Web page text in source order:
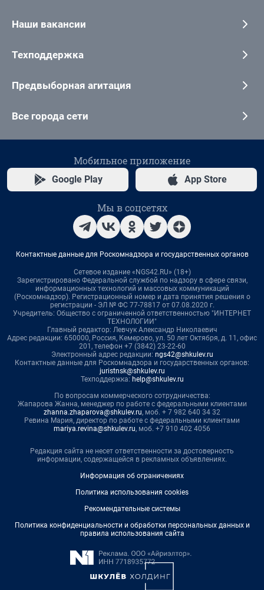
Наши вакансии
Техподдержка
Предвыборная агитация
Все города сети
Мобильное приложение
Google Play App Store
Мы в соцсетях
Контактные данные для Роскомнадзора и государственных органов
Сетевое издание «NGS42.RU» (18+)
Зарегистрировано Федеральной службой по надзору в сфере связи,
информационных технологий и массовых коммуникаций
(Роскомнадзор). Регистрационный номер и дата принятия решения о
регистрации - ЭЛ № ФС 77-78817 от 07.08.2020 г.
Учредитель: Общество с ограниченной ответственностью "ИНТЕРНЕТ
ТЕХНОЛОГИИ"
Главный редактор: Левчук Александр Николаевич
Адрес редакции: 650000, Россия, Кемерово, ул. 50 лет Октября, д. 11, офис
201, телефон +7 (3842) 23-22-60
Электронный адрес редакции: ngs42@shkulev.ru
Контактные данные для Роскомнадзора и государственных органов:
juristnsk@shkulev.ru
Техподдержка: help@shkulev.ru
По вопросам коммерческого сотрудничества:
Жапарова Жанна, менеджер по работе с федеральными клиентами
zhanna.zhaparova@shkulev.ru, моб. + 7 982 640 34 32
Ревина Мария, директор по работе с федеральными клиентами
mariya.revina@shkulev.ru, моб. +7 910 402 4056
Редакция сайта не несет ответственности за достоверность
информации, содержащейся в рекламных объявлениях.
Информация об ограничениях
Политика использования cookies
Рекомендательные системы
Политика конфиденциальности и обработки персональных данных и
правила использования сайта